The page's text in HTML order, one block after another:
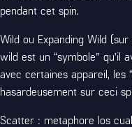
pendant cet spin.
Wild ou Expanding Wild
wild est un “symbole”
avec certaines appareil, les
hasardeusement sur ceci
Scatter : metaphore los